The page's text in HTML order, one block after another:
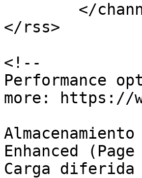
</rss>
<!--
Performance
more: https://
Enhanced
Carga diferida